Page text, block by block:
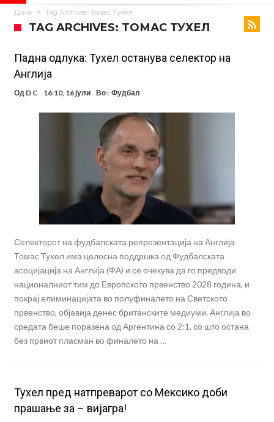
УЕФА повторно се заканува со бојкот на турнирите на ФИФА
Мурињо бесен поради одлуката на Реал: Протекоа детали од
разговорот што го потресе Мадрид!
Трансфер бомба во најва – Ливерпул сака да се засили од Реал
Мадрид!
Карагер ги изненади сите со својата прогноза: “Тие ќе ја освојат
Премиер лигата, а причината е едноставна”
Родри ги отвори вратите за трансфер во Барселона, Реал Мадрид
Крај на сагата: Винисиус останува во Реал Мадрид до 2032
Директор на ФИА за драмата во Формула 1: Не можеме да одиме
Колку бара ПСЖ и кој е „плафонот“ на Ливерпул за трансферот
ан Бредли Баркола?
Дома Tag Archives: Томас Тухел
TAG ARCHIVES: ТОМАС ТУХЕЛ
Падна одлука: Тухел останува селектор на
Англија
Од D C 16:10, 16 јули Во : Фудбал
Селекторот на фудбалската репрезентација на Англија
Томас Тухел има целосна поддршка од Фудбалската
асоцијација на Англија (ФА) и се очекува да го предводи
националниот тим до Европското првенство 2028 година, и
покрај елиминацијата во полуфиналето на Светското
првенство, објавија денес британските медиуми. Англија во
средата беше поразена од Аргентина со 2:1, со што остана
без првиот пласман во финалето на …
Тухел пред натпреварот со Мексико доби
прашање за – вијагра!